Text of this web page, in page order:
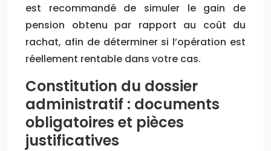
est recommandé de simuler le gain de
pension obtenu par rapport au coût du
rachat, afin de déterminer si l’opération est
réellement rentable dans votre cas.
Constitution du dossier
administratif : documents
obligatoires et pièces
justificatives